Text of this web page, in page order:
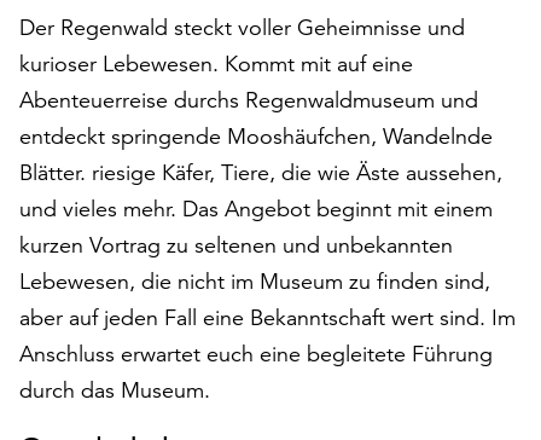
auf
„Alle
akzeptieren“,
um
alle
Cookies
akzeptieren.
Sie
können
Ihr
Einverständnis
jederzeit
ändern
Der Regenwald steckt voller Geheimnisse und
kurioser Lebewesen. Kommt mit auf eine
Abenteuerreise durchs Regenwaldmuseum und
entdeckt springende Mooshäufchen, Wandelnde
Blätter. riesige Käfer, Tiere, die wie Äste aussehen,
und vieles mehr. Das Angebot beginnt mit einem
kurzen Vortrag zu seltenen und unbekannten
Lebewesen, die nicht im Museum zu finden sind,
aber auf jeden Fall eine Bekanntschaft wert sind. Im
Anschluss erwartet euch eine begleitete Führung
durch das Museum.